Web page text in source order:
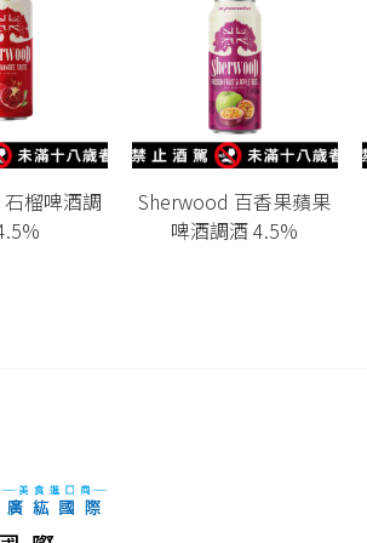
榴啤酒調
Sherwood 百香果蘋果
啤酒調酒 4.5%